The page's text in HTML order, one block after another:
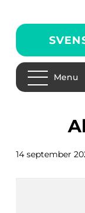
Menu
14 september